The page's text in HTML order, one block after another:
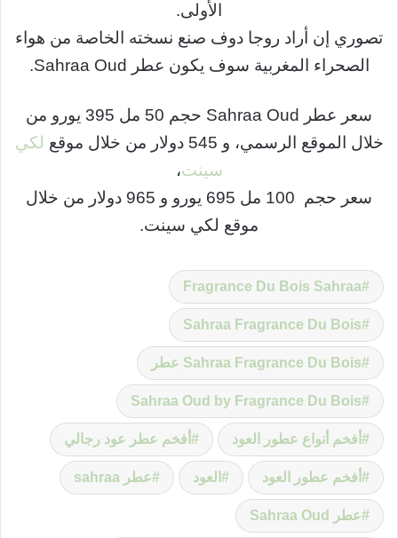
الأولى.
تصوري إن أراد روجا دوف صنع نسخته الخاصة من هواء
الصحراء المغربية سوف يكون عطر Sahraa Oud.
سعر عطر Sahraa Oud حجم 50 مل 395 يورو من
خلال الموقع الرسمي، و 545 دولار من خلال موقع
لكي
سينت،
سعر حجم 100 مل 695 يورو و 965 دولار من خلال
موقع لكي سينت.
Fragrance Du Bois Sahraa
Sahraa Fragrance Du Bois
Sahraa Fragrance Du Bois عطر
Sahraa Oud by Fragrance Du Bois
أفخم أنواع عطور العود أفخم عطر عود رجالي
أفخم عطور العود العود عطر sahraa
عطر Sahraa Oud